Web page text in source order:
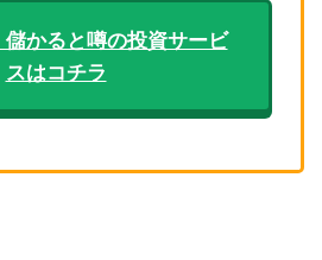
儲かると噂の投資サービ
スはコチラ